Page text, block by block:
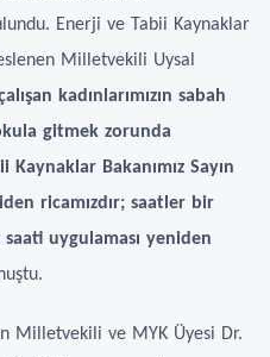
Enerji ve Tabii Kaynaklar
Milletvekili Uysal
kadınlarımızın sabah
gitmek zorunda
Bakanımız Sayın
ricamızdır; saatler bir
saati uygulaması yeniden
Milletvekili ve MYK Üyesi Dr.